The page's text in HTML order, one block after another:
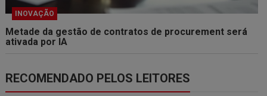
INOVAÇÃO
Metade da gestão de contratos de procurement será
ativada por IA
RECOMENDADO PELOS LEITORES